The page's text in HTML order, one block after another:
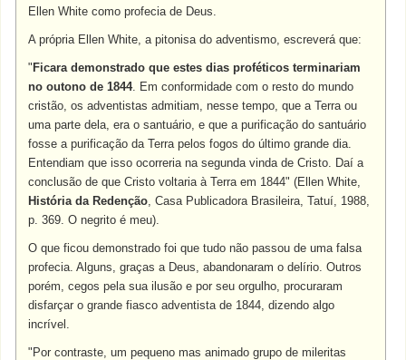
Ellen White como profecia de Deus.
A própria Ellen White, a pitonisa do adventismo, escreverá que:
" Ficara demonstrado que estes dias proféticos terminariam
no outono de 1844. Em conformidade com o resto do mundo
cristão, os adventistas admitiam, nesse tempo, que a Terra ou
uma parte dela, era o santuário, e que a purificação do santuário
fosse a purificação da Terra pelos fogos do último grande dia.
Entendiam que isso ocorreria na segunda vinda de Cristo. Daí a
conclusão de que Cristo voltaria à Terra em 1844" (Ellen White,
História da Redenção, Casa Publicadora Brasileira, Tatuí, 1988,
p. 369. O negrito é meu).
O que ficou demonstrado foi que tudo não passou de uma falsa
profecia. Alguns, graças a Deus, abandonaram o delírio. Outros
porém, cegos pela sua ilusão e por seu orgulho, procuraram
disfarçar o grande fiasco adventista de 1844, dizendo algo
incrível.
"Por contraste, um pequeno mas animado grupo de mileritas